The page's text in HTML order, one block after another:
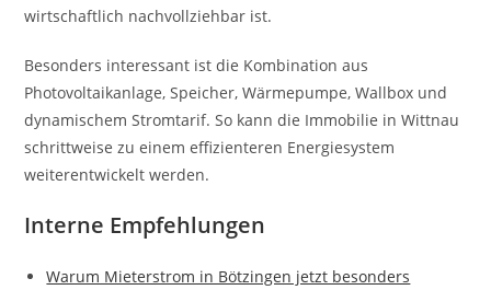
wirtschaftlich nachvollziehbar ist.
Besonders interessant ist die Kombination aus
Photovoltaikanlage, Speicher, Wärmepumpe, Wallbox und
dynamischem Stromtarif. So kann die Immobilie in Wittnau
schrittweise zu einem effizienteren Energiesystem
weiterentwickelt werden.
Interne Empfehlungen
Warum Mieterstrom in Bötzingen jetzt besonders